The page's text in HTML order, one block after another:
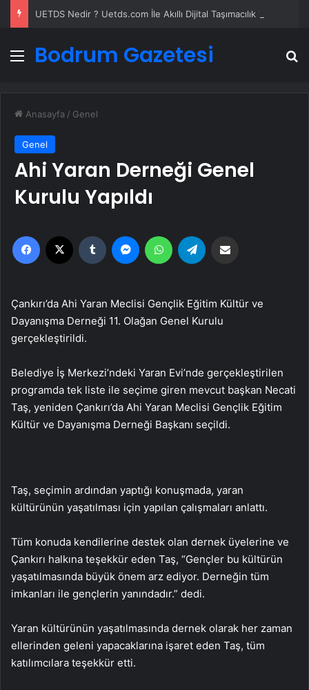
Menü
Bodrum Gazetesi
Anasayfa / Genel
Genel
Ahi Yaran Derneği Genel
Kurulu Yapıldı
Facebook Tumblr MessengerWhatsApp
Çankırı’da Ahi Yaran Meclisi Gençlik Eğitim Kültür ve
Dayanışma Derneği 11. Olağan Genel Kurulu
gerçekleştirildi.
Belediye İş Merkezi’ndeki Yaran Evi’nde gerçekleştirilen
programda tek liste ile seçime giren mevcut başkan Necati
Taş, yeniden Çankırı’da Ahi Yaran Meclisi Gençlik Eğitim
Kültür ve Dayanışma Derneği Başkanı seçildi.
Taş, seçimin ardından yaptığı konuşmada, yaran
kültürünün yaşatılması için yapılan çalışmaları anlattı.
Tüm konuda kendilerine destek olan dernek üyelerine ve
Çankırı halkına teşekkür eden Taş, “Gençler bu kültürün
yaşatılmasında büyük önem arz ediyor. Derneğin tüm
imkanları ile gençlerin yanındadır.” dedi.
Yaran kültürünün yaşatılmasında dernek olarak her zaman
ellerinden geleni yapacaklarına işaret eden Taş, tüm
katılımcılara teşekkür etti.